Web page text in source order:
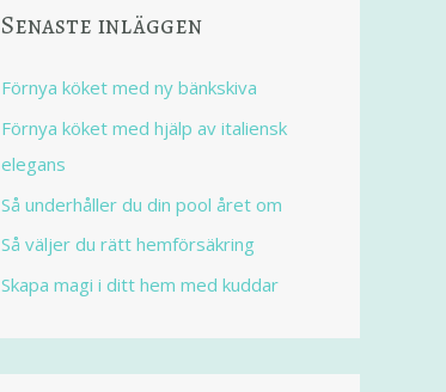
Senaste inläggen
Förnya köket med ny bänkskiva
Förnya köket med hjälp av italiensk
elegans
Så underhåller du din pool året om
Så väljer du rätt hemförsäkring
Skapa magi i ditt hem med kuddar